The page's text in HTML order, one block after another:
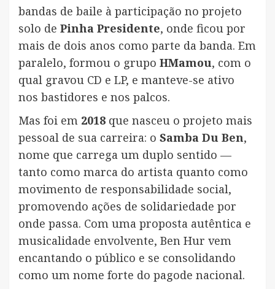
bandas de baile à participação no projeto
solo de Pinha Presidente, onde ficou por
mais de dois anos como parte da banda. Em
paralelo, formou o grupo HMamou, com o
qual gravou CD e LP, e manteve-se ativo
nos bastidores e nos palcos.
Mas foi em 2018 que nasceu o projeto mais
pessoal de sua carreira: o Samba Du Ben,
nome que carrega um duplo sentido —
tanto como marca do artista quanto como
movimento de responsabilidade social,
promovendo ações de solidariedade por
onde passa. Com uma proposta autêntica e
musicalidade envolvente, Ben Hur vem
encantando o público e se consolidando
como um nome forte do pagode nacional.